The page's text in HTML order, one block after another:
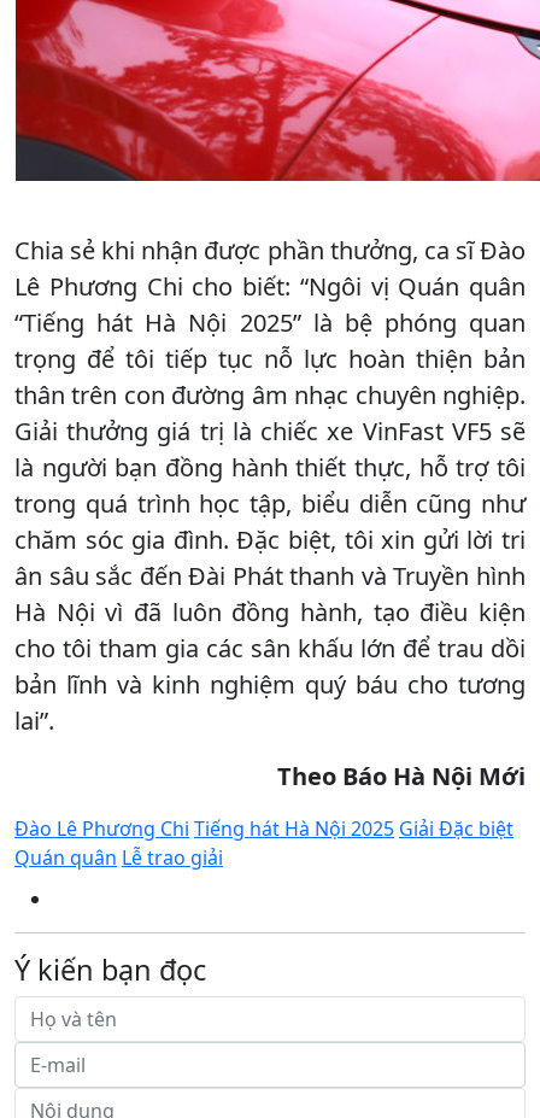
Chia sẻ khi nhận được phần thưởng, ca sĩ Đào
Lê Phương Chi cho biết: “Ngôi vị Quán quân
“Tiếng hát Hà Nội 2025” là bệ phóng quan
trọng để tôi tiếp tục nỗ lực hoàn thiện bản
thân trên con đường âm nhạc chuyên nghiệp.
Giải thưởng giá trị là chiếc xe VinFast VF5 sẽ
là người bạn đồng hành thiết thực, hỗ trợ tôi
trong quá trình học tập, biểu diễn cũng như
chăm sóc gia đình. Đặc biệt, tôi xin gửi lời tri
ân sâu sắc đến Đài Phát thanh và Truyền hình
Hà Nội vì đã luôn đồng hành, tạo điều kiện
cho tôi tham gia các sân khấu lớn để trau dồi
bản lĩnh và kinh nghiệm quý báu cho tương
lai”.
Theo Báo Hà Nội Mới
Đào Lê Phương Chi Tiếng hát Hà Nội 2025 Giải Đặc biệt
Quán quân Lễ trao giải
Ý kiến bạn đọc